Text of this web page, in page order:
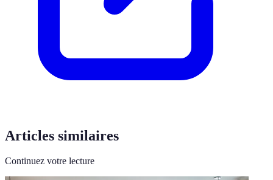
Articles similaires
Continuez votre lecture